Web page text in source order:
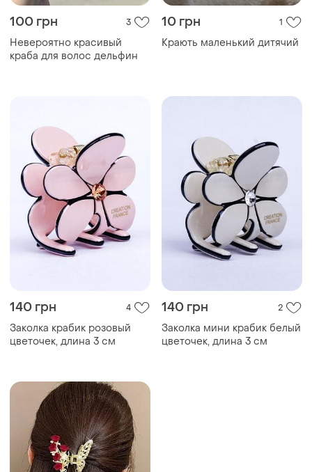
100 грн 3
Невероятно красивый
краба для волос дельфин
10 грн 1
Крають маленький дитячий
140 грн 4
Заколка крабик розовый
цветочек, длина 3 см
140 грн 2
Заколка мини крабик белый
цветочек, длина 3 см